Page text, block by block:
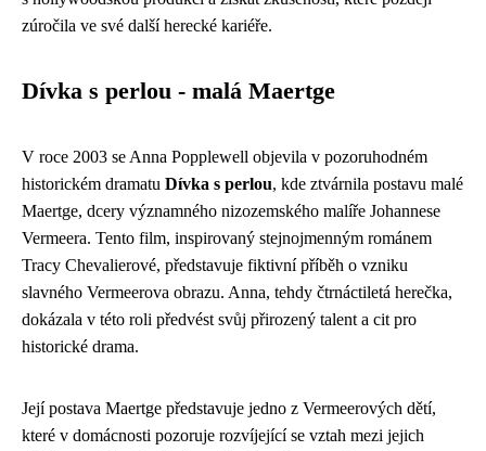
zúročila ve své další herecké kariéře.
Dívka s perlou - malá Maertge
V roce 2003 se Anna Popplewell objevila v pozoruhodném
historickém dramatu Dívka s perlou, kde ztvárnila postavu malé
Maertge, dcery významného nizozemského malíře Johannese
Vermeera. Tento film, inspirovaný stejnojmenným románem
Tracy Chevalierové, představuje fiktivní příběh o vzniku
slavného Vermeerova obrazu. Anna, tehdy čtrnáctiletá herečka,
dokázala v této roli předvést svůj přirozený talent a cit pro
historické drama.
Její postava Maertge představuje jedno z Vermeerových dětí,
které v domácnosti pozoruje rozvíjející se vztah mezi jejich